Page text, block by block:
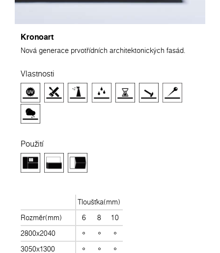
Kronoart
Nová generace prvotřídních architektonických fasád.
Vlastnosti
Použití
Tloušťka(mm)
Rozměr(mm)
6 8
10
2800x2040
3050x1300